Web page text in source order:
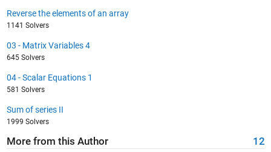
Reverse the elements of an array
1141 Solvers
03 - Matrix Variables 4
645 Solvers
04 - Scalar Equations 1
581 Solvers
Sum of series II
1999 Solvers
More from this Author 12